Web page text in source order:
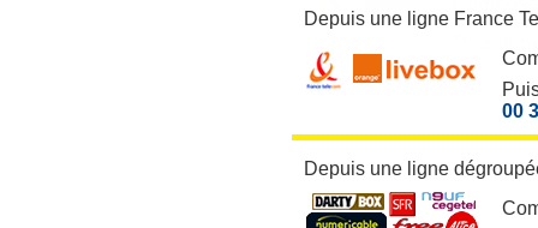
Depuis une ligne France
00
Depuis une ligne